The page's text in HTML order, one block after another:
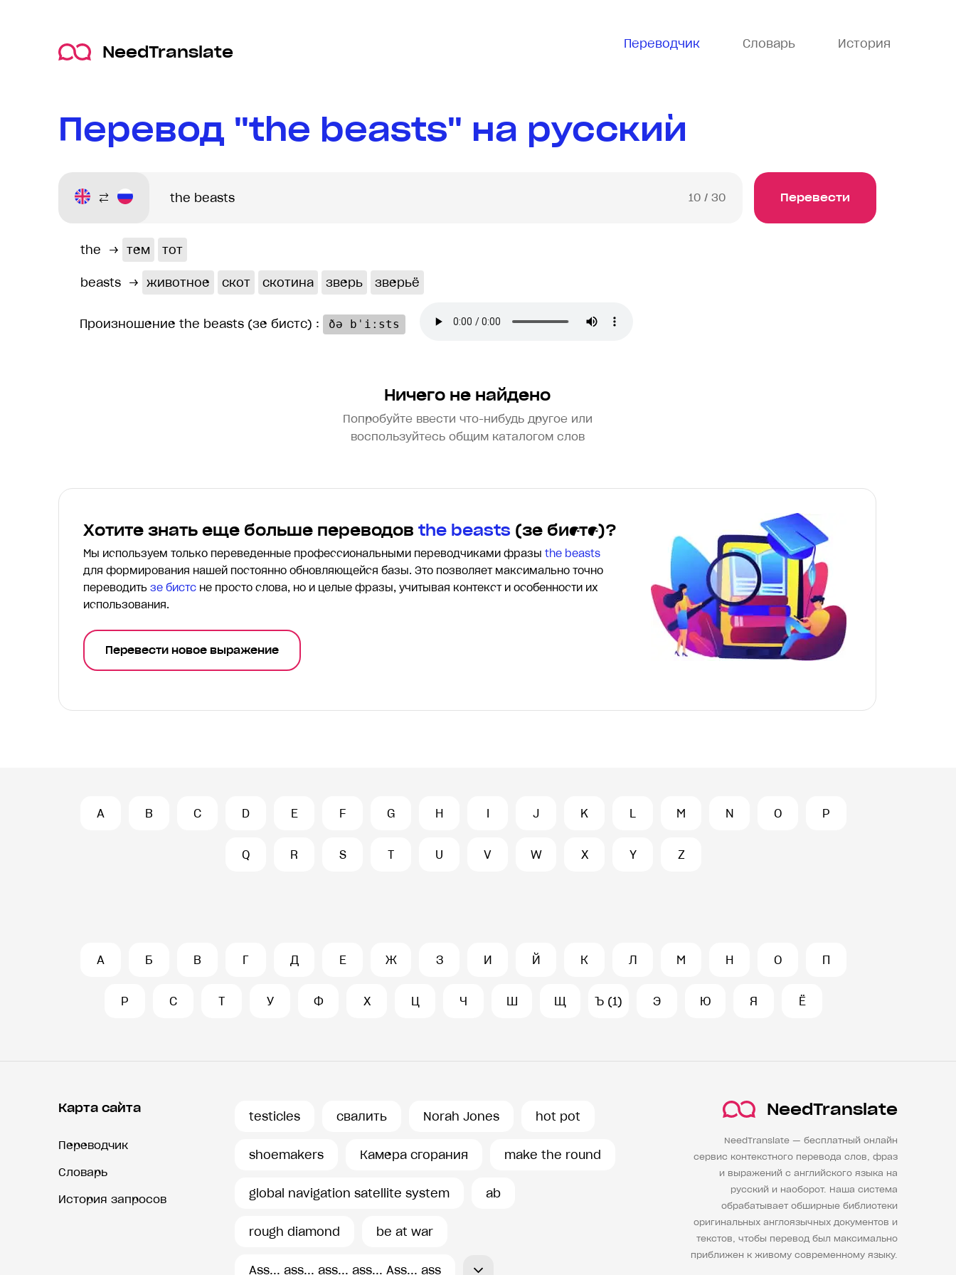
NeedTranslate Переводчик Словарь История
Перевод "the beasts" на русский
10 / 30 Перевести
the → тем тот
beasts → животное скот скотина зверь зверьё
Произношение the beasts (зе бистс) : ðə bˈiːsts
Ничего не найдено
Попробуйте ввести что-нибудь другое или
воспользуйтесь общим каталогом слов
Хотите знать еще больше переводов the beasts (зе бистс)?
Мы используем только переведенные профессиональными переводчиками фразы the beasts
для формирования нашей постоянно обновляющейся базы. Это позволяет максимально точно
переводить зе бистс не просто слова, но и целые фразы, учитывая контекст и особенности их
использования.
Перевести новое выражение
A B C D E F G H I J K L M N O P
Q R S T U V W X Y Z
А Б В Г Д Е Ж З И Й К Л М Н О П
Р С Т У Ф Х Ц Ч Ш Щ Ъ (1) Э Ю Я Ё
Карта сайта
Переводчик
Словарь
История запросов
testicles свалить Norah Jones hot pot
shoemakers Камера сгорания make the round
global navigation satellite system ab
rough diamond be at war
Ass... ass... ass... ass... Ass... ass
NeedTranslate
NeedTranslate — бесплатный онлайн
сервис контекстного перевода слов, фраз
и выражений с английского языка на
русский и наоборот. Наша система
обрабатывает обширные библиотеки
оригинальных англоязычных документов и
текстов, чтобы перевод был максимально
приближен к живому современному языку.